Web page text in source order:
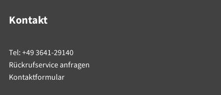
Kontakt
Tel: +49 3641-29140
Rückrufservice anfragen
Kontaktformular